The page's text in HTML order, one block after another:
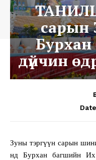
сарын
дүйчин
Зуны тэргүүн сарын
нд Бурхан багшийн